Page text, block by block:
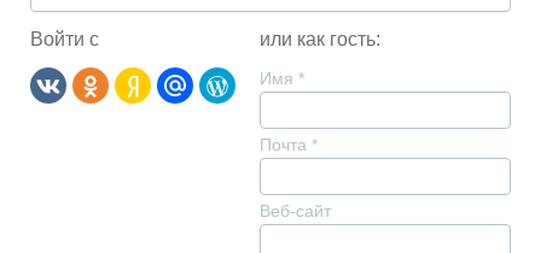
Войти с или как гость:
Имя *
Почта *
Веб-сайт